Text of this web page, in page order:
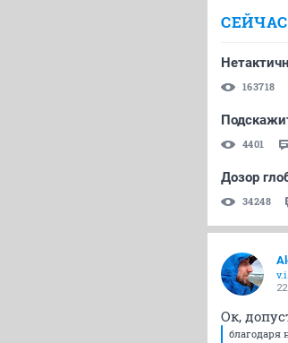
163718
4401
Дозор
34248
Ок,
благодаря